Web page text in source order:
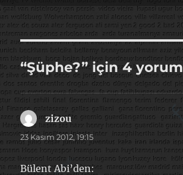
“Şüphe?” için 4 yorum
zizoudedi
ki:
23 Kasım 2012, 19:15
Bülent Abi’den: